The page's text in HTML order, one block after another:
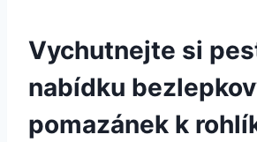
Vychutnejte si
nabídku
pomazánek k